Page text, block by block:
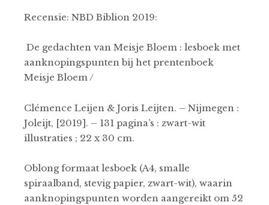
Recensie: NBD Biblion 2019:
De gedachten van Meisje Bloem : lesboek met
aanknopingspunten bij het prentenboek
Meisje Bloem /
Clémence Leijen & Joris Leijten. – Nijmegen :
Joleijt, [2019]. – 131 pagina’s : zwart-wit
illustraties ; 22 x 30 cm.
Oblong formaat lesboek (A4, smalle
spiraalband, stevig papier, zwart-wit), waarin
aanknopingspunten worden aangereikt om 52